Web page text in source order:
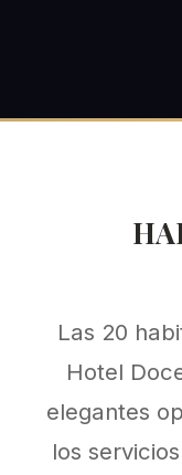
Las 20
Hotel
elegantes
los